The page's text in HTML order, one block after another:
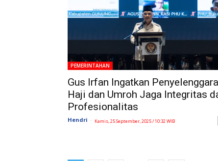
PEMERINTAHAN
Gus Irfan Ingatkan Penyelenggara
Haji dan Umroh Jaga Integritas
Profesionalitas
Hendri - Kamis, 25 September, 2025 / 10:32 WIB